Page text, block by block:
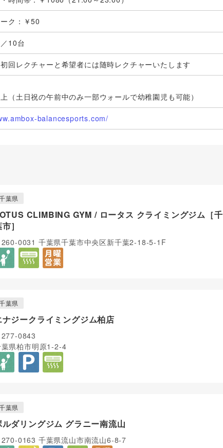
ク：￥50
10台
回レクチャーと希望者には随時レクチャーいたします
（土日祝の午前中のみ一部ウォールで幼稚園児も可能）
balancesports.com/
葉県
CLIMBING GYM / ロータス クライミングジム［千
］
260-0031 千葉県千葉市中央区新千葉2-18-5-1F
葉県
ナジークライミングジム柏店
277-0843
県柏市明原1-2-4
葉県
ルダリングジム グラニー南流山
270-0163 千葉県流山市南流山6-8-7